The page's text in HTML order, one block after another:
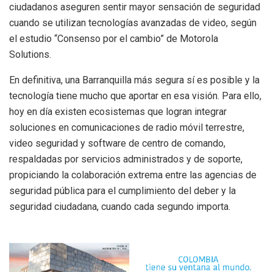
ciudadanos aseguren sentir mayor sensación de seguridad
cuando se utilizan tecnologías avanzadas de video, según
el estudio “Consenso por el cambio” de Motorola
Solutions.
En definitiva, una Barranquilla más segura sí es posible y la
tecnología tiene mucho que aportar en esa visión. Para ello,
hoy en día existen ecosistemas que logran integrar
soluciones en comunicaciones de radio móvil terrestre,
video seguridad y software de centro de comando,
respaldadas por servicios administrados y de soporte,
propiciando la colaboración extrema entre las agencias de
seguridad pública para el cumplimiento del deber y la
seguridad ciudadana, cuando cada segundo importa.